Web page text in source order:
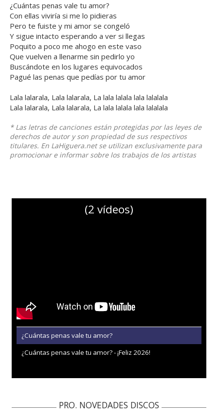
¿Cuántas penas vale tu amor?
Con ellas viviría si me lo pidieras
Pero te fuiste y mi amor se congeló
Y sigue intacto esperando a ver si llegas
Poquito a poco me ahogo en este vaso
Que vuelven a llenarme sin pedirlo yo
Buscándote en los lugares equivocados
Pagué las penas que pedías por tu amor
Lala lalarala, Lala lalarala, La lala lalala lala lalalala
Lala lalarala, Lala lalarala, La lala lalala lala lalalala
* Las letras de canciones están protegidas por las leyes de
derechos de autor y son propiedad de sus respectivos
titulares. En LaHiguera.net se utilizan exclusivamente para
promocionar e informar sobre los trabajos de los artistas
(2 vídeos)
¿Cuántas penas vale tu amor?
¿Cuántas penas vale tu amor? - ¡Feliz 2026!
PRO. NOVEDADES DISCOS